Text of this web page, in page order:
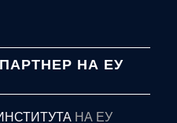
НА ЕУ
НА ЕУ